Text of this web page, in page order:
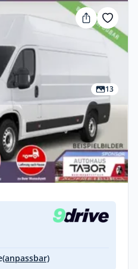
13
L4H3 AHK CarP
kW)
(anpassbar)